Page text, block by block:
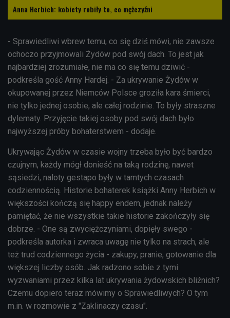
Anna Herbich: kobiety robiły to, co mężczyźni
- Sprawiedliwi wbrew temu, co się dziś mówi, nie zawsze
ochoczo przyjmowali Żydów pod swój dach. To jest jak
najbardziej zrozumiałe, nie ma co się temu dziwić -
podkreśla gość Anny Hardej. - Za ukrywanie Żydów w
okupowanej przez Niemców Polsce groziła kara śmierci,
nie tylko jednej osobie, ale całej rodzinie. To były straszne
dylematy. Przyjęcie takiej osoby pod swój dach było
najwyższej próby bohaterstwem - dodaje.
Ukrywając Żydów w czasie wojny trzeba było być bardzo
czujnym, każdy mógł donieść na taką rodzinę, nawet
sąsiedzi, naloty gestapo były w tamtych czasach
codziennością. Historie bohaterek książki Anny Herbich w
większości kończą się happy endem, jednak należy
pamiętać, że nie wszystkie takie historie zakończyły się
dobrze. - One są zwyciężczyniami, dopięły swego -
podkreśla autorka i zwraca uwagę nie tylko na strach, ale
też trud codziennego życia - zakupy, pranie, gotowanie dla
większej liczby osób. Jak radzono sobie z tymi
wyzwaniami przez kilka lat ukrywania żydowskich bliźnich?
Czemu dopiero teraz mówimy o Sprawiedliwych? O tym
m.in. w rozmowie z "Zaklinaczy czasu".